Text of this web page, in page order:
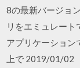
8の最新バージョ
リをエミュレート
アプリケーション
上で 2019/01/02